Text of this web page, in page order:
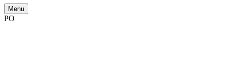
Menu
PO